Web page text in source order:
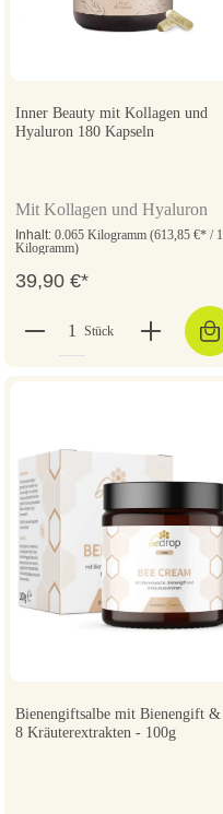
Inner Beauty mit Kollagen und
Hyaluron 180 Kapseln
Mit Kollagen und Hyaluron
Inhalt: 0.065 Kilogramm (613,85 €* / 1
Kilogramm)
39,90 €*
Stück
Bienengiftsalbe mit Bienengift &
8 Kräuterextrakten - 100g